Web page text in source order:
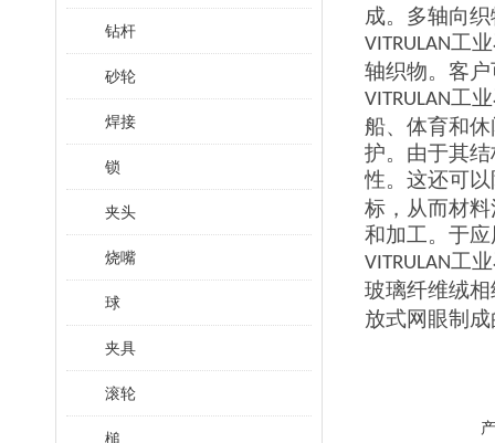
钻杆
砂轮
焊接
锁
夹头
烧嘴
球
夹具
滚轮
槌
成。多轴向
VITRULAN工
轴织物。客
VITRULAN工
船、体育和
护。由于其
性。这还可
标，从而材
和加工。于
VITRULAN工
玻璃纤维绒
放式网眼制